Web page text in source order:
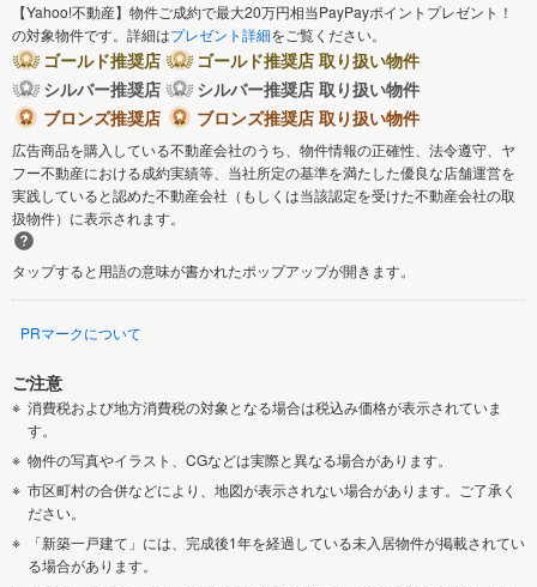
【Yahoo!不動産】物件ご成約で最大20万円相当PayPayポイントプレゼント！
の対象物件です。詳細はプレゼント詳細をご覧ください。
ゴールド推奨店
ゴールド推奨店 取り扱い物件
シルバー推奨店
シルバー推奨店 取り扱い物件
ブロンズ推奨店
ブロンズ推奨店 取り扱い物件
広告商品を購入している不動産会社のうち、物件情報の正確性、法令遵守、ヤ
フー不動産における成約実績等、当社所定の基準を満たした優良な店舗運営を
実践していると認めた不動産会社（もしくは当該認定を受けた不動産会社の取
扱物件）に表示されます。
タップすると用語の意味が書かれたポップアップが開きます。
PRマークについて
ご注意
消費税および地方消費税の対象となる場合は税込み価格が表示されていま
す。
物件の写真やイラスト、CGなどは実際と異なる場合があります。
市区町村の合併などにより、地図が表示されない場合があります。ご了承く
ださい。
「新築一戸建て」には、完成後1年を経過している未入居物件が掲載されてい
る場合があります。